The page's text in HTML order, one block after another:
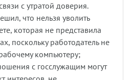
с утратой доверия.
что нельзя уволить
которая не представила
поскольку работодатель не
компьютеру;
с госслужащим могут